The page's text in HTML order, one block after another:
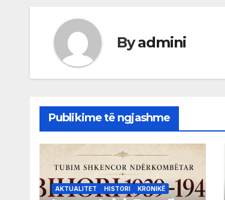
Byadmini
Publikime të ngjashme
AKTUALITET HISTORI KRONIKË